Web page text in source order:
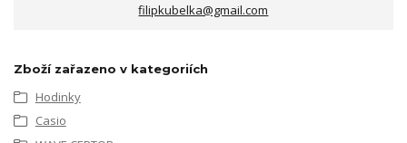
filipkubelka@gmail.com
Zboží zařazeno v kategoriích
Hodinky
Casio